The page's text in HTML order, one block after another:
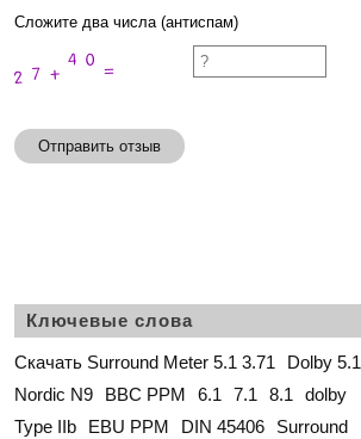
Сложите два числа (антиспам)
Отправить отзыв
Ключевые слова
Скачать Surround Meter 5.1 3.71
Dolby 5.1
Nordic N9
BBC PPM 6.1 7.1 8.1
dolby
Type IIb
EBU PPM DIN 45406
Surround